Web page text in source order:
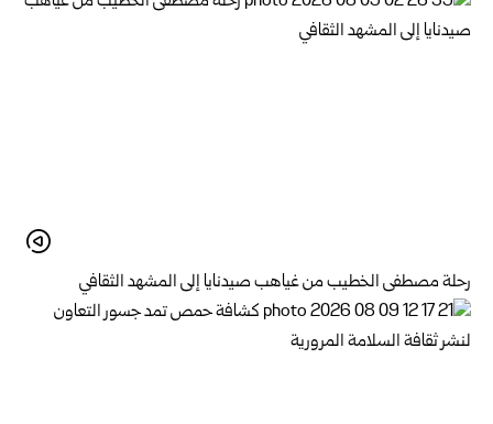
رحلة مصطفى الخطيب من غياهب صيدنايا إلى المشهد الثقافي